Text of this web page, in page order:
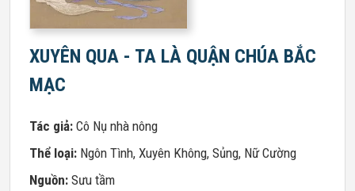
XUYÊN QUA - TA LÀ QUẬN CHÚA BẮC
MẠC
Tác giả: Cô Nụ nhà nông
Thể loại: Ngôn Tình, Xuyên Không, Sủng, Nữ Cường
Nguồn: Sưu tầm